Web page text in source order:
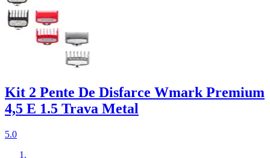
Kit 2 Pente De Disfarce Wmark Premium
4,5 E 1.5 Trava Metal
5.0